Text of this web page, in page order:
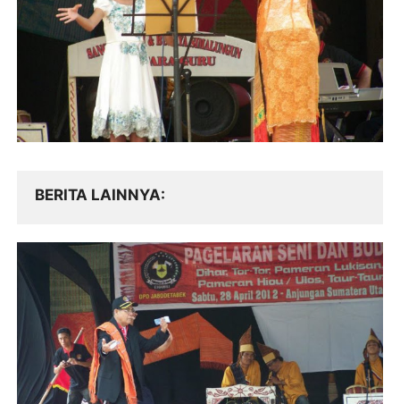
BERITA LAINNYA